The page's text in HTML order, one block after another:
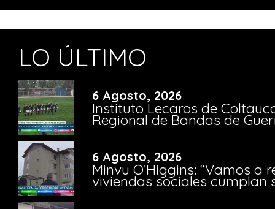
LO ÚLTIMO
6 Agosto, 2026
Instituto Lecaros de
Regional de Bandas de
6 Agosto, 2026
Minvu O’Higgins: “Vamos a
viviendas sociales cumplan